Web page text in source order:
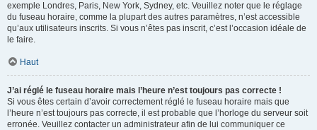
exemple Londres, Paris, New York, Sydney, etc. Veuillez noter que le réglage
du fuseau horaire, comme la plupart des autres paramètres, n’est accessible
qu’aux utilisateurs inscrits. Si vous n’êtes pas inscrit, c’est l’occasion idéale de
le faire.
Haut
J’ai réglé le fuseau horaire mais l’heure n’est toujours pas correcte !
Si vous êtes certain d’avoir correctement réglé le fuseau horaire mais que
l’heure n’est toujours pas correcte, il est probable que l’horloge du serveur soit
erronée. Veuillez contacter un administrateur afin de lui communiquer ce